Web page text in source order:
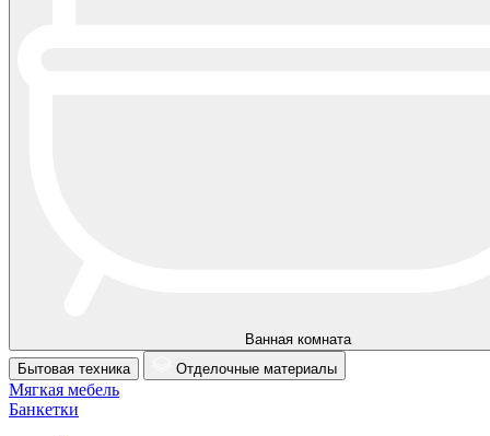
Ванная комната
Бытовая техника
Отделочные материалы
Мягкая мебель
Банкетки